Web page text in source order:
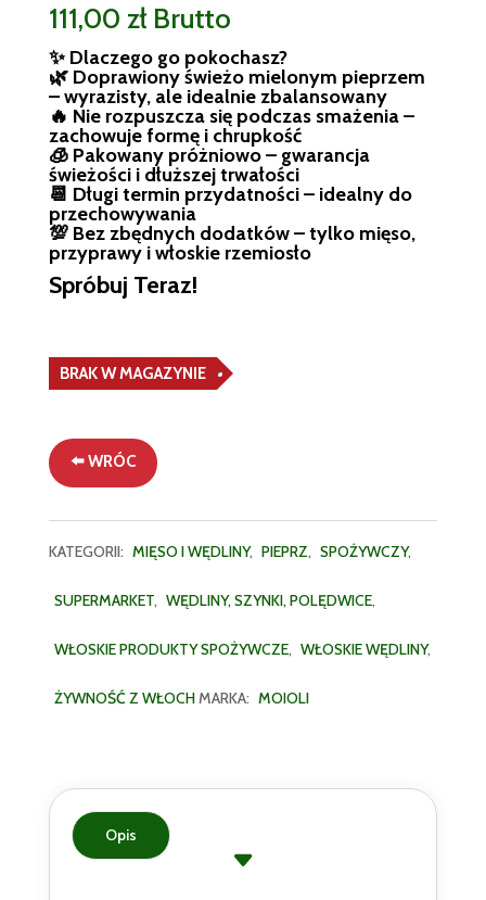
111,00 zł Brutto
✨ Dlaczego go pokochasz?
🌿 Doprawiony świeżo mielonym pieprzem
– wyrazisty, ale idealnie zbalansowany
🔥 Nie rozpuszcza się podczas smażenia –
zachowuje formę i chrupkość
🧊 Pakowany próżniowo – gwarancja
świeżości i dłuższej trwałości
📆 Długi termin przydatności – idealny do
przechowywania
💯 Bez zbędnych dodatków – tylko mięso,
przyprawy i włoskie rzemiosło
Spróbuj Teraz!
BRAK W MAGAZYNIE
⬅️ WRÓC
KATEGORII: MIĘSO I WĘDLINY, PIEPRZ, SPOŻYWCZY,
SUPERMARKET, WĘDLINY, SZYNKI, POLĘDWICE,
WŁOSKIE PRODUKTY SPOŻYWCZE, WŁOSKIE WĘDLINY,
ŻYWNOŚĆ Z WŁOCHMARKA: MOIOLI
Opis